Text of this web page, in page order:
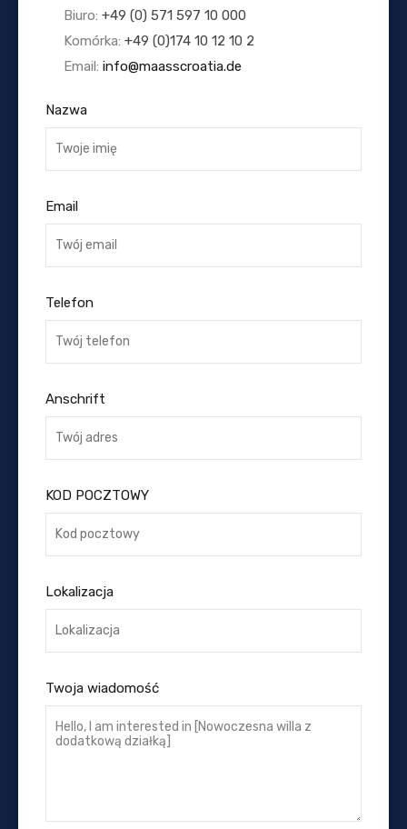
Biuro: +49 (0) 571 597 10 000
Komórka: +49 (0)174 10 12 10 2
Email: info@maasscroatia.de
Nazwa
Email
Telefon
Anschrift
KOD POCZTOWY
Lokalizacja
Twoja wiadomość